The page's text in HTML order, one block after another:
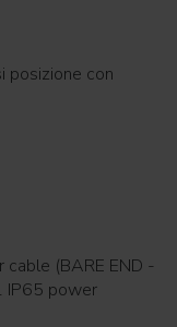
(BARE END -
IP65 power